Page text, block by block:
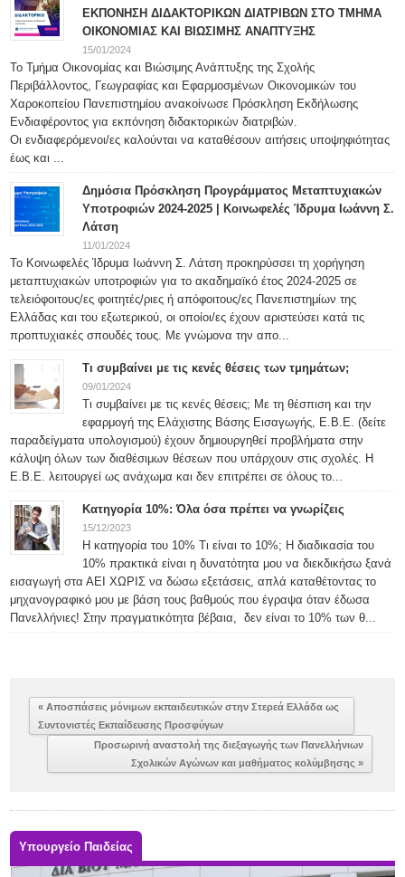
ΕΚΠΟΝΗΣΗ ΔΙΔΑΚΤΟΡΙΚΩΝ ΔΙΑΤΡΙΒΩΝ ΣΤΟ ΤΜΗΜΑ
ΟΙΚΟΝΟΜΙΑΣ ΚΑΙ ΒΙΩΣΙΜΗΣ ΑΝΑΠΤΥΞΗΣ
15/01/2024
Το Τμήμα Οικονομίας και Βιώσιμης Ανάπτυξης της Σχολής
Περιβάλλοντος, Γεωγραφίας και Εφαρμοσμένων Οικονομικών του
Χαροκοπείου Πανεπιστημίου ανακοίνωσε Πρόσκληση Εκδήλωσης
Ενδιαφέροντος για εκπόνηση διδακτορικών διατριβών.
Οι ενδιαφερόμενοι/ες καλούνται να καταθέσουν αιτήσεις υποψηφιότητας
έως και ...
Δημόσια Πρόσκληση Προγράμματος Μεταπτυχιακών
Υποτροφιών 2024-2025 | Κοινωφελές Ίδρυμα Ιωάννη Σ.
Λάτση
11/01/2024
Το Κοινωφελές Ίδρυμα Ιωάννη Σ. Λάτση προκηρύσσει τη χορήγηση
μεταπτυχιακών υποτροφιών για το ακαδημαϊκό έτος 2024-2025 σε
τελειόφοιτους/ες φοιτητές/ριες ή απόφοιτους/ες Πανεπιστημίων της
Ελλάδας και του εξωτερικού, οι οποίοι/ες έχουν αριστεύσει κατά τις
προπτυχιακές σπουδές τους. Με γνώμονα την απο...
Τι συμβαίνει με τις κενές θέσεις των τμημάτων;
09/01/2024
Τι συμβαίνει με τις κενές θέσεις; Με τη θέσπιση και την
εφαρμογή της Ελάχιστης Βάσης Εισαγωγής, Ε.Β.Ε. (δείτε
παραδείγματα υπολογισμού) έχουν δημιουργηθεί προβλήματα στην
κάλυψη όλων των διαθέσιμων θέσεων που υπάρχουν στις σχολές. Η
Ε.Β.Ε. λειτουργεί ως ανάχωμα και δεν επιτρέπει σε όλους το...
Κατηγορία 10%: Όλα όσα πρέπει να γνωρίζεις
15/12/2023
Η κατηγορία του 10% Τι είναι το 10%; Η διαδικασία του
10% πρακτικά είναι η δυνατότητα μου να διεκδικήσω ξανά
εισαγωγή στα ΑΕΙ ΧΩΡΙΣ να δώσω εξετάσεις, απλά καταθέτοντας το
μηχανογραφικό μου με βάση τους βαθμούς που έγραψα όταν έδωσα
Πανελλήνιες! Στην πραγματικότητα βέβαια, δεν είναι το 10% των θ...
« Αποσπάσεις μόνιμων εκπαιδευτικών στην Στερεά Ελλάδα ως
Συντονιστές Εκπαίδευσης Προσφύγων
Προσωρινή αναστολή της διεξαγωγής των Πανελλήνιων
Σχολικών Αγώνων και μαθήματος κολύμβησης »
Υπουργείο Παιδείας